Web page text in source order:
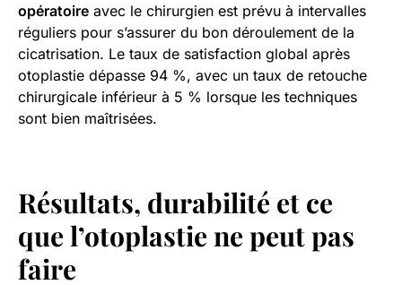
opératoire avec le chirurgien est prévu à intervalles
réguliers pour s’assurer du bon déroulement de la
cicatrisation. Le taux de satisfaction global après
otoplastie dépasse 94 %, avec un taux de retouche
chirurgicale inférieur à 5 % lorsque les techniques
sont bien maîtrisées.
Résultats, durabilité et ce
que l’otoplastie ne peut pas
faire